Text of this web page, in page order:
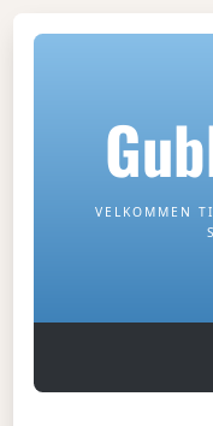
VELKOMMEN